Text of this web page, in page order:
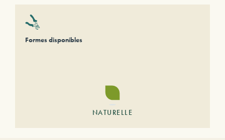
Formes disponibles
NATURELLE